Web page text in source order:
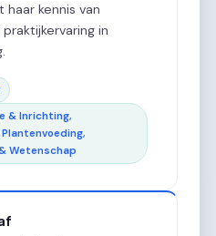
kennis van
in
& Inrichting,
Wetenschap